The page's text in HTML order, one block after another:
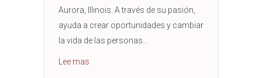
Aurora, Illinois. A través de su pasión,
ayuda a crear oportunidades y cambiar
la vida de las personas...
Lee mas